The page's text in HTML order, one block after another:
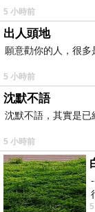
5 小時前
出人頭地
願意勸你的人，很多
5 小時前
沈默不語
沈默不語，其實是已
5 小時前